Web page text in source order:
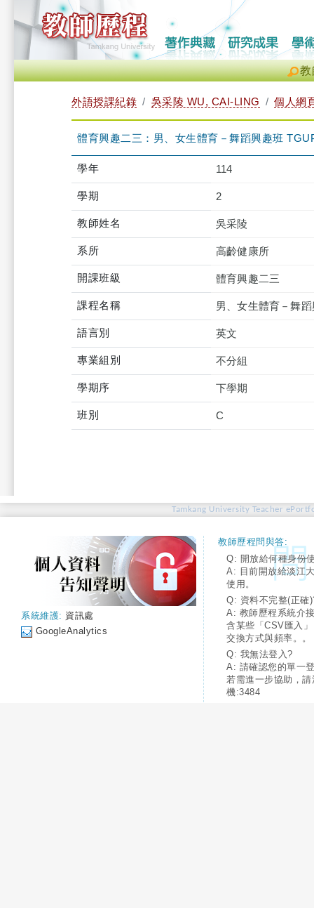
教
外語授課紀錄 吳采陵 WU, CAI-LING 個人網
體育興趣二三：男、女生體育－舞蹈興趣班
學年 114
學期 2
教師姓名 吳采陵
系所 高齡健康所
開課班級 體育興趣二三
課程名稱 男、女生體育－舞
語言別 英文
專業組別 不分組
學期序 下學期
班別 C
Tamkang University Teacher
系統維護: 資訊處
GoogleAnalytics
教師歷程問與答:
Q: 開放給何種身份
A: 目前開放給淡江
使用。
Q: 資料不完整(正確
A: 教師歷程系統介
含某些「CSV匯入
交換方式與頻率。。
Q: 我無法登入?
A: 請確認您的單一
若需進一步協助，
機:3484